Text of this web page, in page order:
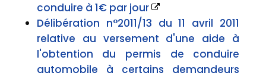
conduire à 1€ par jour
Délibération n°2011/13 du 11 avril 2011
relative au versement d'une aide à
l'obtention du permis de conduire
automobile à certains demandeurs